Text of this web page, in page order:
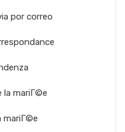
por correo
la mariГ©e
mariГ©e